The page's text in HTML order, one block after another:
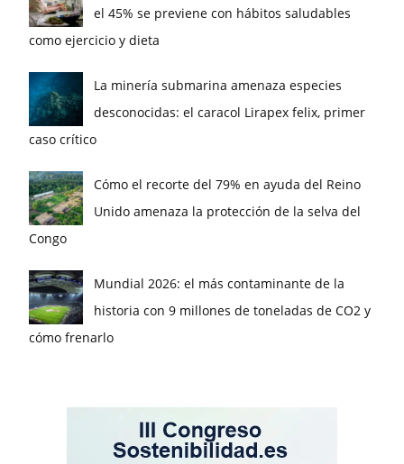
el 45% se previene con hábitos saludables
como ejercicio y dieta
La minería submarina amenaza especies
desconocidas: el caracol Lirapex felix, primer
caso crítico
Cómo el recorte del 79% en ayuda del Reino
Unido amenaza la protección de la selva del
Congo
Mundial 2026: el más contaminante de la
historia con 9 millones de toneladas de CO2 y
cómo frenarlo